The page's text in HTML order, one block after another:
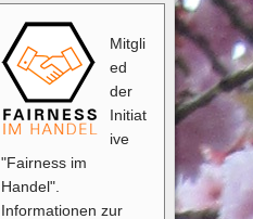
Mitgli
ed
der
Initiat
ive
"Fairness im
Handel".
Informationen zur